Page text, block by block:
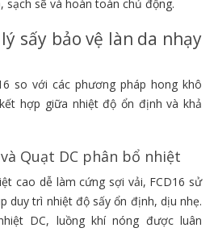
sạch sẽ và hoàn toàn chủ động.
sấy bảo vệ làn da nhạy
so với các phương pháp hong khô
hợp giữa nhiệt độ ổn định và khả
Quạt DC phân bổ nhiệt
cao dễ làm cứng sợi vải, FCD16 sử
duy trì nhiệt độ sấy ổn định, dịu nhẹ.
DC, luồng khí nóng được luân